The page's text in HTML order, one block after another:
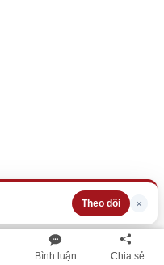
Bình luận Chia sẻ
Theo dõi ×